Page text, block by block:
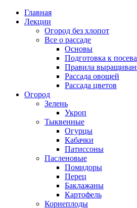
Главная
Лекции
Огород без хлопот
Все о рассаде
Основы
Подготовка к
Правила
Рассада овощей
Рассада цветов
Огород
Зелень
Укроп
Тыквенные
Огурцы
Кабачки
Патиссоны
Пасленовые
Помидоры
Перец
Баклажаны
Картофель
Корнеплоды